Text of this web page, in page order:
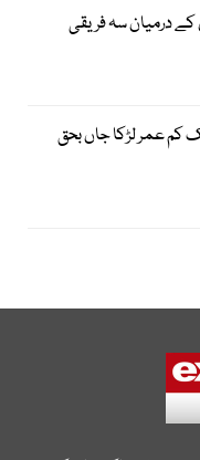
کے درمیان سہ فریقی
کم عمر لڑکا جاں بحق